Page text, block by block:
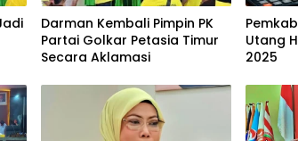
Darman Kembali Pimpin PK
Partai Golkar Petasia Timur
Secara Aklamasi
Utang
2025